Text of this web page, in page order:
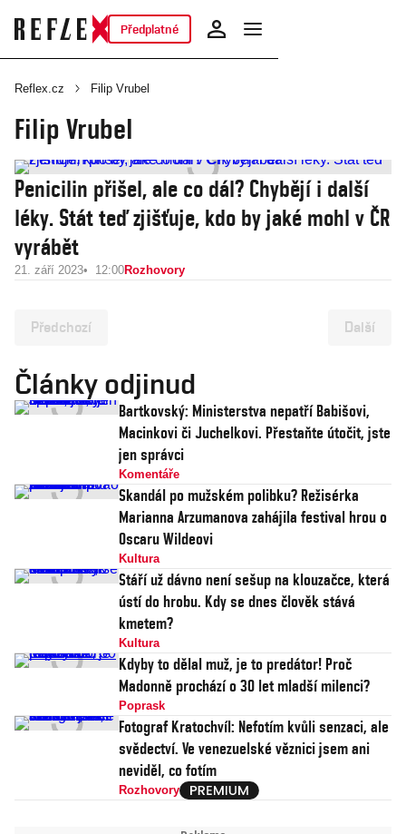
Předplatné
Reflex.cz Filip Vrubel
Filip Vrubel
Penicilin přišel, ale co dál? Chybějí i další
léky. Stát teď zjišťuje, kdo by jaké mohl v ČR
vyrábět
21. září 2023 12:00Rozhovory
Předchozí Další
Články odjinud
Bartkovský: Ministerstva nepatří Babišovi,
Macinkovi či Juchelkovi. Přestaňte útočit, jste
jen správci
Komentáře
Skandál po mužském polibku? Režisérka
Marianna Arzumanova zahájila festival hrou o
Oscaru Wildeovi
Kultura
Stáří už dávno není sešup na klouzačce, která
ústí do hrobu. Kdy se dnes člověk stává
kmetem?
Kultura
Kdyby to dělal muž, je to predátor! Proč
Madonně prochází o 30 let mladší milenci?
Poprask
Fotograf Kratochvíl: Nefotím kvůli senzaci, ale
svědectví. Ve venezuelské věznici jsem ani
neviděl, co fotím
Rozhovory